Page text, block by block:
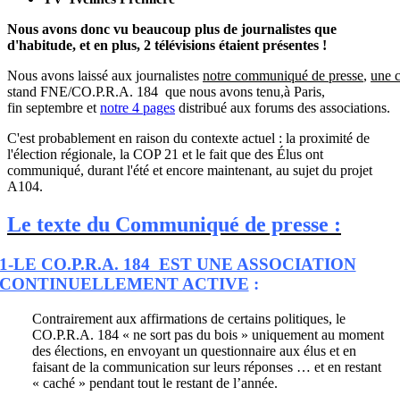
Nous avons donc vu beaucoup plus de journalistes que
d'habitude, et en plus, 2 télévisions étaient présentes !
Nous avons laissé aux journalistes notre communiqué de presse, une
stand FNE/CO.P.R.A. 184 que nous avons tenu,à Paris,
fin septembre et notre 4 pages distribué aux forums des associations.
C'est probablement en raison du contexte actuel : la proximité de
l'élection régionale, la COP 21 et le fait que des Élus ont
communiqué, durant l'été et encore maintenant, au sujet du projet
A104.
Le texte du Communiqué de presse :
LE CO.P.R.A. 184 EST UNE ASSOCIATION
ACTIVE :
Contrairement aux affirmations de certains politiques, le
CO.P.R.A. 184 « ne sort pas du bois » uniquement au moment
des élections, en envoyant un questionnaire aux élus et en
faisant de la communication sur leurs réponses … et en restant
« caché » pendant tout le restant de l’année.